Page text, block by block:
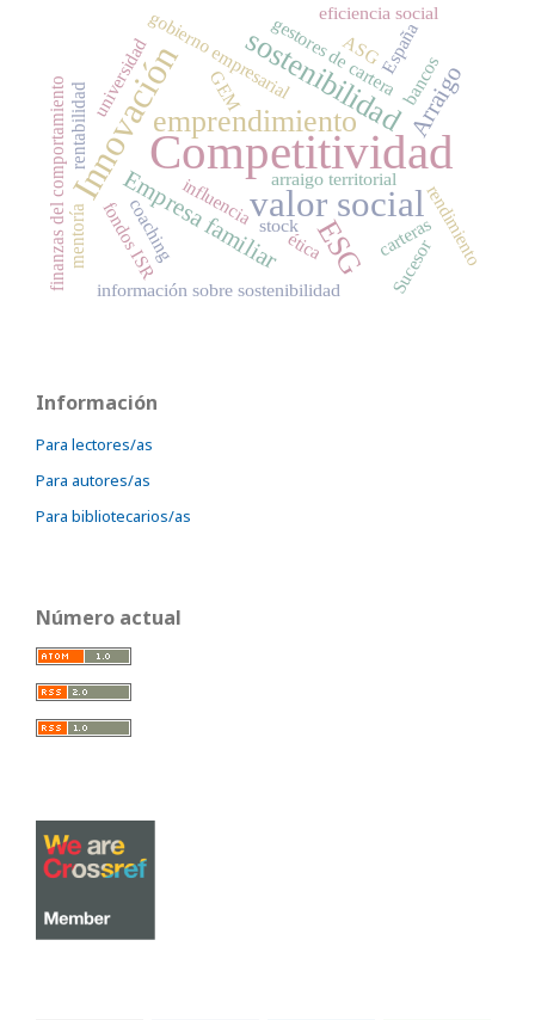
Competitividad
Innovación valor social
sostenibilidad
ESG
emprendimiento Arraigo
Empresa familiar
finanzas del comportamiento rendimiento
información sobre sostenibilidad
carteras
influencia
gobierno empresarial
rentabilidad
gestores de cartera
fondos ISR
GEM
España
arraigo territorial
universidad
mentoría coaching
Sucesor
eficiencia social
ASG
stock
bancos
ética
Información
Para lectores/as
Para autores/as
Para bibliotecarios/as
Número actual